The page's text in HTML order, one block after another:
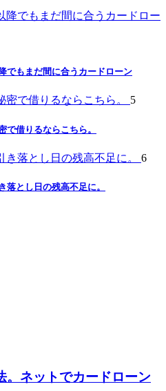
でもまだ間に合うカードローン
5
で借りるならこちら。
6
落とし日の残高不足に。
。ネットでカードローン